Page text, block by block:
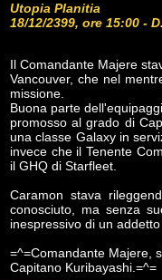
Utopia Planitia
18/12/2399, ore 15:00 -
Il Comandante Majere
Vancouver, che nel
missione.
Buona parte
promosso al grado di
una classe Galaxy in
invece che il Tenente
il GHQ di Starfleet.
Caramon stava
conosciuto, ma senza
inespressivo di un
=^=Comandante Majere,
Capitano Kuribayashi.=^=